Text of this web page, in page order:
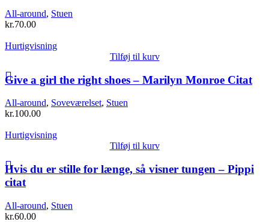
All-around, Stuen
kr.70.00
Hurtigvisning
Tilføj til kurv
Give a girl the right shoes – Marilyn Monroe Citat
All-around, Soveværelset, Stuen
kr.100.00
Hurtigvisning
Tilføj til kurv
Hvis du er stille for længe, så visner tungen – Pippi
citat
All-around, Stuen
kr.60.00